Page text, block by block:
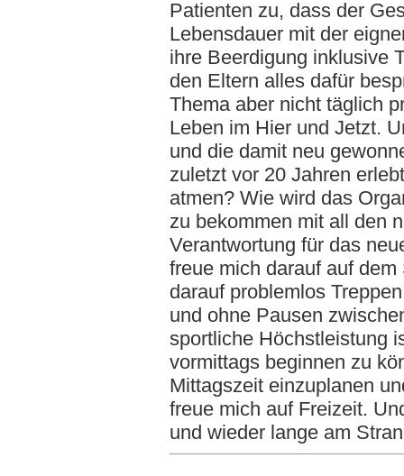
Patienten zu, dass der
Lebensdauer mit der
ihre Beerdigung inklusive
den Eltern alles dafür
Thema aber nicht täglich
Leben im Hier und Jetzt.
und die damit neu
zuletzt vor 20 Jahren
atmen? Wie wird das
zu bekommen mit all den
Verantwortung für das
freue mich darauf auf
darauf problemlos
und ohne Pausen
sportliche Höchstleistung
vormittags beginnen zu
Mittagszeit einzuplanen
freue mich auf Freizeit.
und wieder lange am